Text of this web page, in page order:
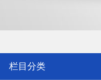
栏目分类